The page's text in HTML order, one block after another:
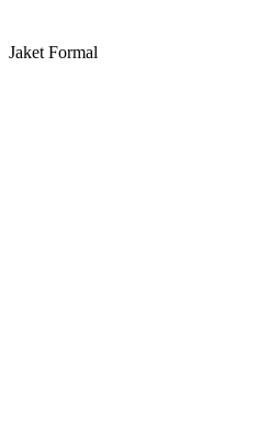
Jaket Formal